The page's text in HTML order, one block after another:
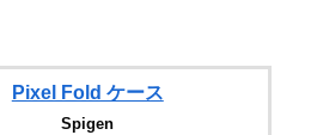
Pixel Fold ケース
Spigen